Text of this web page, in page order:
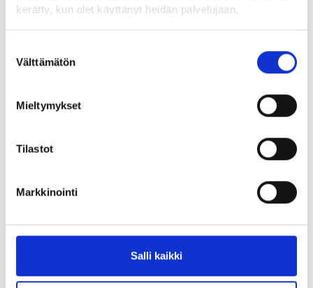
kerätty, kun olet käyttänyt heidän palvelujaan.
valinta
Välttämätön
Mieltymykset
Tilastot
Markkinointi
Salli kaikki
Jäseneksi kieliyhdistykseen
Liittyisitkö myös oman kielesi yhdistykseen? Monet